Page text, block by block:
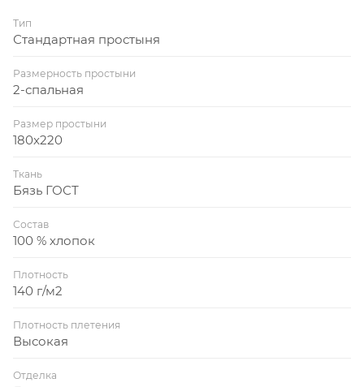
Тип
Стандартная простыня
Размерность простыни
2-спальная
Размер простыни
180x220
Ткань
Бязь ГОСТ
Состав
100 % хлопок
Плотность
140 г/м2
Плотность плетения
Высокая
Отделка